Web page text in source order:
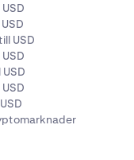
USD